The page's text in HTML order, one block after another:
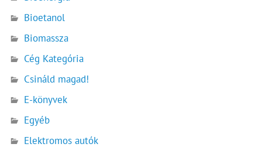
Bioetanol
Biomassza
Cég Kategória
Csináld magad!
E-könyvek
Egyéb
Elektromos autók